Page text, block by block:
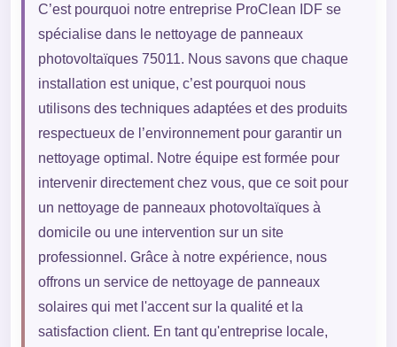
C’est pourquoi notre entreprise ProClean IDF se
spécialise dans le nettoyage de panneaux
photovoltaïques 75011. Nous savons que chaque
installation est unique, c’est pourquoi nous
utilisons des techniques adaptées et des produits
respectueux de l’environnement pour garantir un
nettoyage optimal. Notre équipe est formée pour
intervenir directement chez vous, que ce soit pour
un nettoyage de panneaux photovoltaïques à
domicile ou une intervention sur un site
professionnel. Grâce à notre expérience, nous
offrons un service de nettoyage de panneaux
solaires qui met l'accent sur la qualité et la
satisfaction client. En tant qu'entreprise locale,